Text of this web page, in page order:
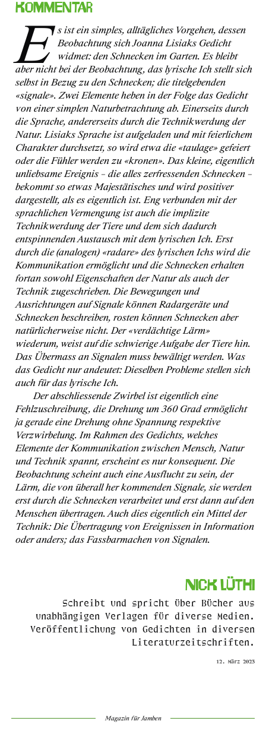
Kommentar
E s ist ein simples, alltägliches Vorgehen, dessen
Beobachtung sich Joanna Lisiaks Gedicht
widmet: den Schnecken im Garten. Es bleibt
aber nicht bei der Beobachtung, das lyrische Ich stellt sich
selbst in Bezug zu den Schnecken; die titelgebenden
«signale». Zwei Elemente heben in der Folge das Gedicht
von einer simplen Naturbetrachtung ab. Einerseits durch
die Sprache, andererseits durch die Technikwerdung der
Natur. Lisiaks Sprache ist aufgeladen und mit feierlichem
Charakter durchsetzt, so wird etwa die «taulage» gefeiert
oder die Fühler werden zu «kronen». Das kleine, eigentlich
unliebsame Ereignis – die alles zerfressenden Schnecken –
bekommt so etwas Majestätisches und wird positiver
dargestellt, als es eigentlich ist. Eng verbunden mit der
sprachlichen Vermengung ist auch die implizite
Technikwerdung der Tiere und dem sich dadurch
entspinnenden Austausch mit dem lyrischen Ich. Erst
durch die (analogen) «radare» des lyrischen Ichs wird die
Kommunikation ermöglicht und die Schnecken erhalten
fortan sowohl Eigenschaften der Natur als auch der
Technik zugeschrieben. Die Bewegungen und
Ausrichtungen auf Signale können Radargeräte und
Schnecken beschreiben, rosten können Schnecken aber
natürlicherweise nicht. Der «verdächtige Lärm»
wiederum, weist auf die schwierige Aufgabe der Tiere hin.
Das Übermass an Signalen muss bewältigt werden. Was
das Gedicht nur andeutet: Dieselben Probleme stellen sich
auch für das lyrische Ich.
Der abschliessende Zwirbel ist eigentlich eine
Fehlzuschreibung, die Drehung um 360 Grad ermöglicht
ja gerade eine Drehung ohne Spannung respektive
Verzwirbelung. Im Rahmen des Gedichts, welches
Elemente der Kommunikation zwischen Mensch, Natur
und Technik spannt, erscheint es nur konsequent. Die
Beobachtung scheint auch eine Ausflucht zu sein, der
Lärm, die von überall her kommenden Signale, sie werden
erst durch die Schnecken verarbeitet und erst dann auf den
Menschen übertragen. Auch dies eigentlich ein Mittel der
Technik: Die Übertragung von Ereignissen in Information
oder anders; das Fassbarmachen von Signalen.
Nick Lüthi
Schreibt und spricht über Bücher aus
unabhängigen Verlagen für diverse Medien.
Veröffentlichung von Gedichten in diversen
Literaturzeitschriften.
12. März 2023
Magazin für Jamben